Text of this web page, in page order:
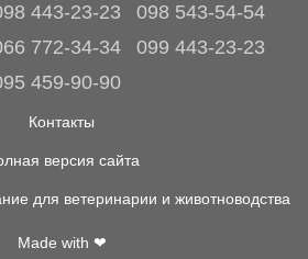
443-23-23
098 543-54-54
772-34-34
099 443-23-23
459-90-90
Контакты
версия сайта
для ветеринарии и животноводства
Made with ❤